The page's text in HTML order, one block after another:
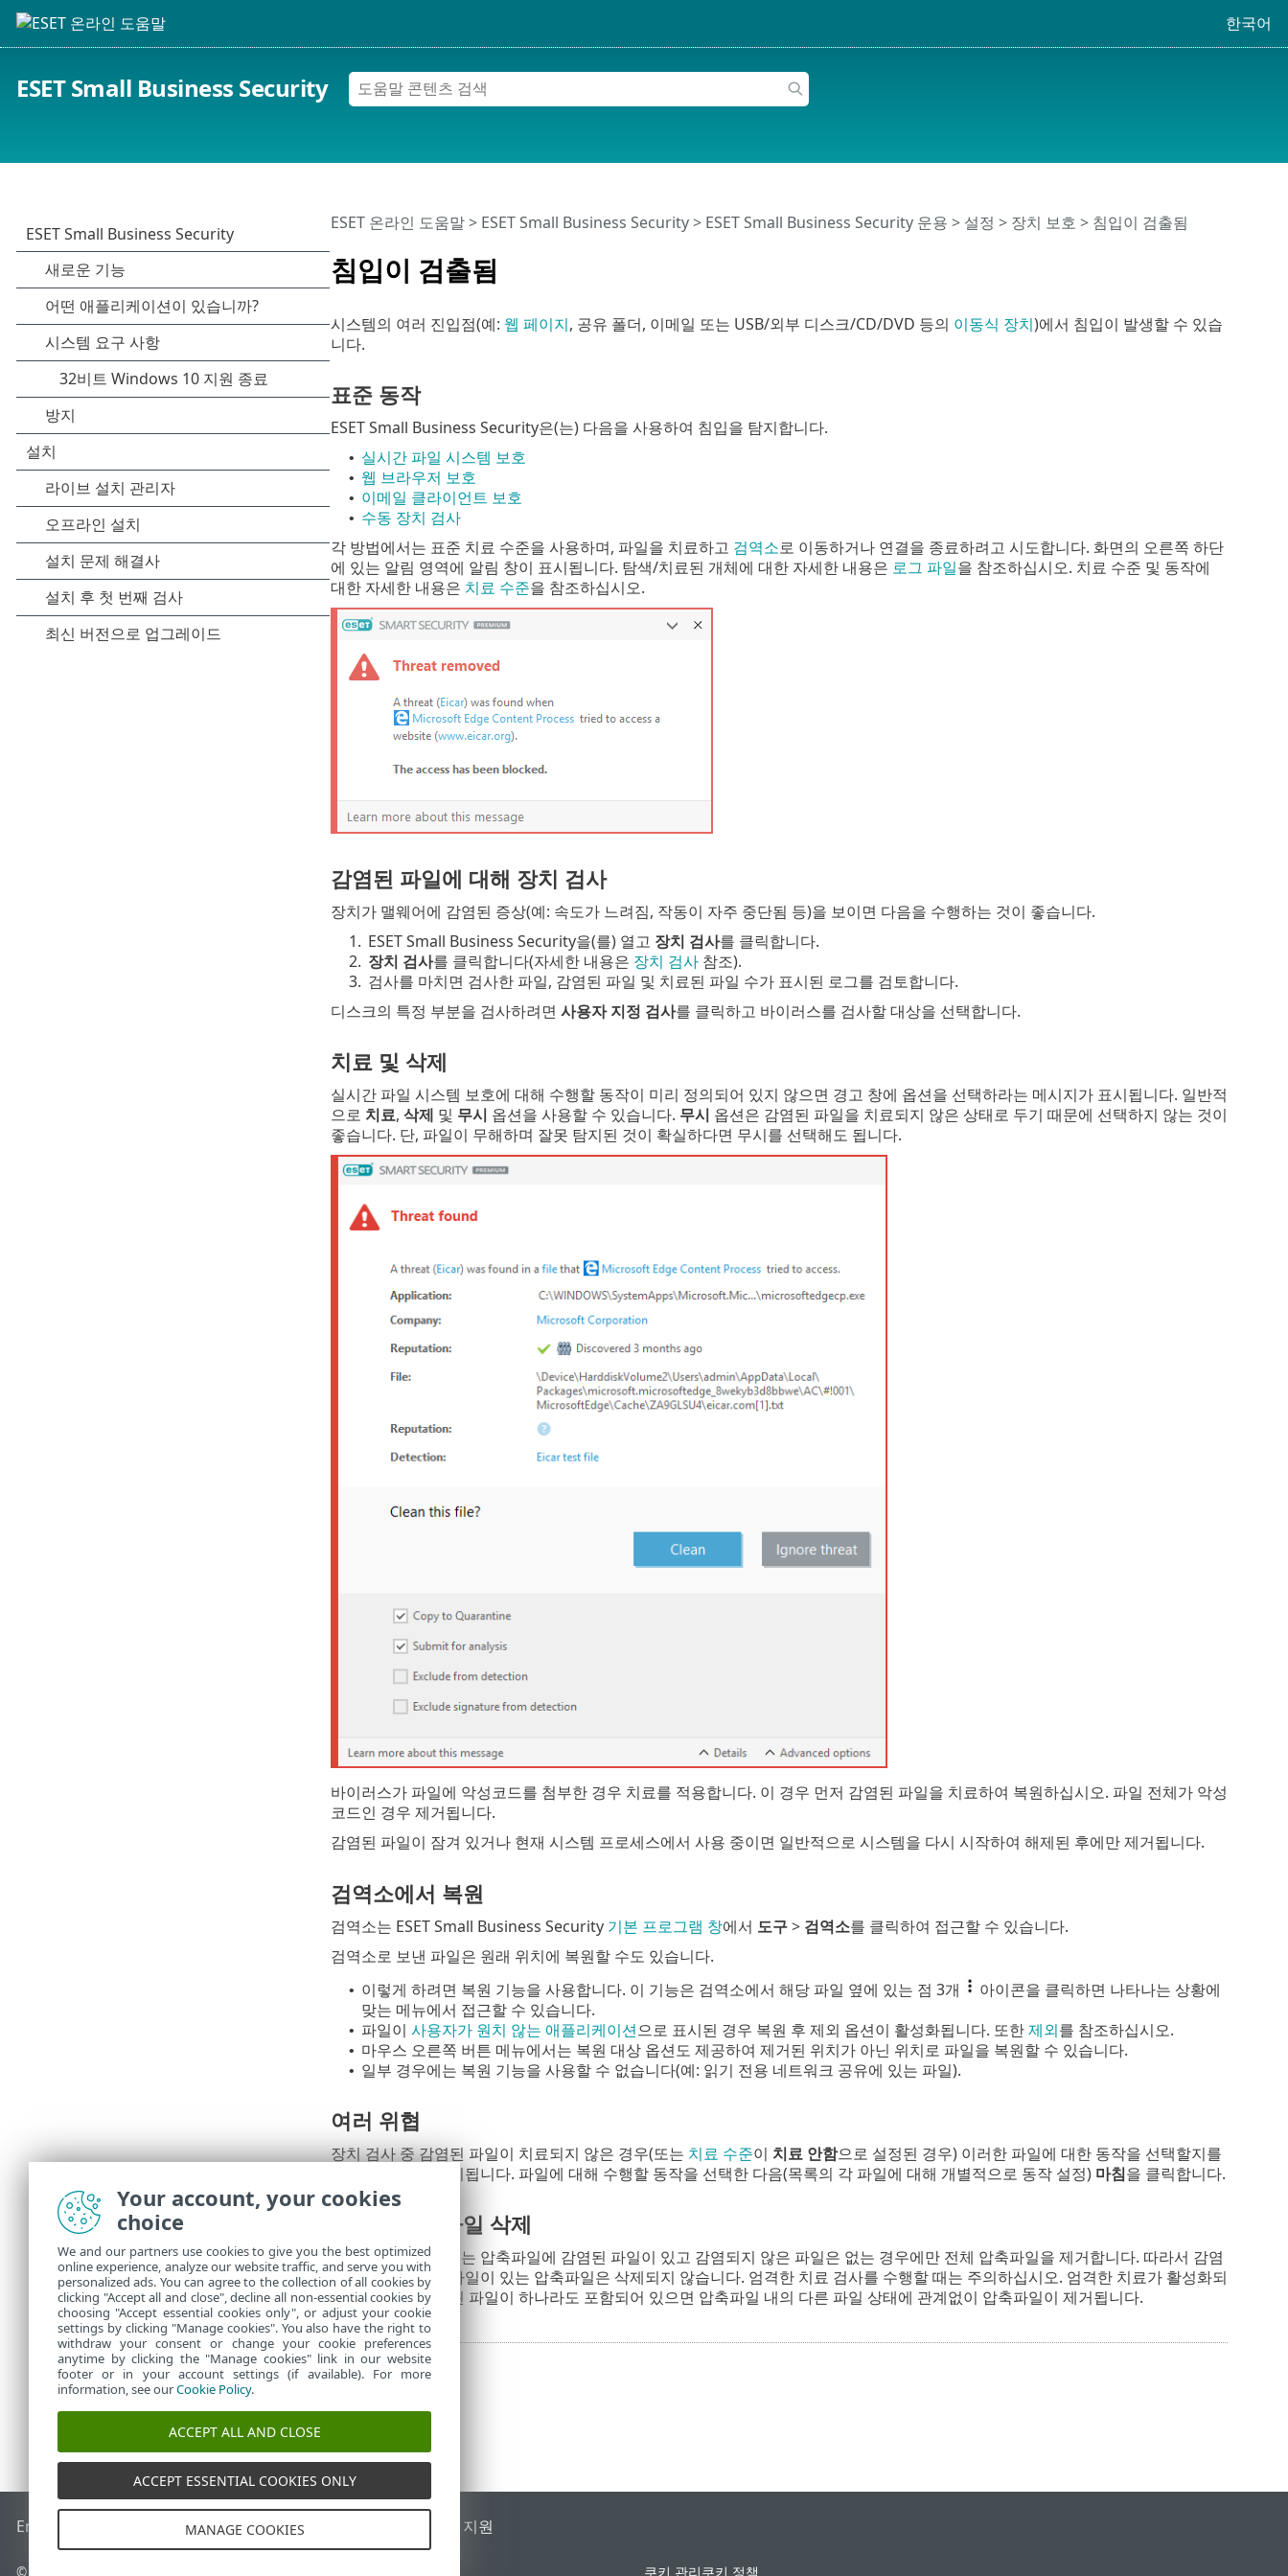
한국어
ESET Small Business Security
침입이 검출됨
ESET 온라인 도움말> ESET Small Business Security> ESET Small Business Security 운용 > 설정 > 장치 보호 > 침입이 검출됨
시스템의 여러 진입점(예: 웹 페이지, 공유 폴더, 이메일 또는 USB/외부 디스크/CD/DVD 등의 이동식 장치)에서 침입이 발생할 수 있습
니다.
표준 동작
ESET Small Business Security은(는) 다음을 사용하여 침입을 탐지합니다.
• 실시간 파일 시스템 보호
• 웹 브라우저 보호
• 이메일 클라이언트 보호
• 수동 장치 검사
각 방법에서는 표준 치료 수준을 사용하며, 파일을 치료하고 검역소로 이동하거나 연결을 종료하려고 시도합니다. 화면의 오른쪽 하단
에 있는 알림 영역에 알림 창이 표시됩니다. 탐색/치료된 개체에 대한 자세한 내용은 로그 파일을 참조하십시오. 치료 수준 및 동작에
대한 자세한 내용은 치료 수준을 참조하십시오.
감염된 파일에 대해 장치 검사
장치가 맬웨어에 감염된 증상(예: 속도가 느려짐, 작동이 자주 중단됨 등)을 보이면 다음을 수행하는 것이 좋습니다.
1. ESET Small Business Security을(를) 열고 장치 검사를 클릭합니다.
2. 장치 검사를 클릭합니다(자세한 내용은 장치 검사참조).
3. 검사를 마치면 검사한 파일, 감염된 파일 및 치료된 파일 수가 표시된 로그를 검토합니다.
디스크의 특정 부분을 검사하려면 사용자 지정 검사를 클릭하고 바이러스를 검사할 대상을 선택합니다.
치료 및 삭제
실시간 파일 시스템 보호에 대해 수행할 동작이 미리 정의되어 있지 않으면 경고 창에 옵션을 선택하라는 메시지가 표시됩니다. 일반적
으로 치료, 삭제 및 무시 옵션을 사용할 수 있습니다. 무시 옵션은 감염된 파일을 치료되지 않은 상태로 두기 때문에 선택하지 않는 것이
좋습니다. 단, 파일이 무해하며 잘못 탐지된 것이 확실하다면 무시를 선택해도 됩니다.
바이러스가 파일에 악성코드를 첨부한 경우 치료를 적용합니다. 이 경우 먼저 감염된 파일을 치료하여 복원하십시오. 파일 전체가 악성
코드인 경우 제거됩니다.
감염된 파일이 잠겨 있거나 현재 시스템 프로세스에서 사용 중이면 일반적으로 시스템을 다시 시작하여 해제된 후에만 제거됩니다.
검역소에서 복원
검역소는 ESET Small Business Security 기본 프로그램 창에서 도구> 검역소를 클릭하여 접근할 수 있습니다.
검역소로 보낸 파일은 원래 위치에 복원할 수도 있습니다.
• 이렇게 하려면 복원 기능을 사용합니다. 이 기능은 검역소에서 해당 파일 옆에 있는 점 3개
아이콘을 클릭하면 나타나는 상황에
맞는 메뉴에서 접근할 수 있습니다.
• 파일이 사용자가 원치 않는 애플리케이션으로 표시된 경우 복원 후 제외 옵션이 활성화됩니다. 또한제외를 참조하십시오.
• 마우스 오른쪽 버튼 메뉴에서는 복원 대상 옵션도 제공하여 제거된 위치가 아닌 위치로 파일을 복원할 수 있습니다.
• 일부 경우에는 복원 기능을 사용할 수 없습니다(예: 읽기 전용 네트워크 공유에 있는 파일).
여러 위협
장치 검사 중 감염된 파일이 치료되지 않은 경우(또는 치료 수준이 치료 안함으로 설정된 경우) 이러한 파일에 대한 동작을 선택할지를
묻는 경고 창이 표시됩니다. 파일에 대해 수행할 동작을 선택한 다음(목록의 각 파일에 대해 개별적으로 동작 설정) 마침을 클릭합니다.
압축파일의 파일 삭제
기본 치료 모드에서는 압축파일에 감염된 파일이 있고 감염되지 않은 파일은 없는 경우에만 전체 압축파일을 제거합니다. 따라서 감염
되지 않은 무해한 파일이 있는 압축파일은 삭제되지 않습니다. 엄격한 치료 검사를 수행할 때는 주의하십시오. 엄격한 치료가 활성화되
어 있는 경우 감염된 파일이 하나라도 포함되어 있으면 압축파일 내의 다른 파일 상태에 관계없이 압축파일이 제거됩니다.
End of Life ESET 지식 베이스ESET 포럼ESET Status Portal 국가별 지원
© 1992 - 2026 ESET, spol. s r.o. - All rights reserved. 쿠키 관리쿠키 정책
Your account, your cookies
choice
We and our partners use cookies to give you the best optimized
online experience, analyze our website traffic, and serve you with
personalized ads. You can agree to the collection of all cookies by
clicking "Accept all and close", decline all non-essential cookies by
choosing "Accept essential cookies only", or adjust your cookie
settings by clicking "Manage cookies". You also have the right to
withdraw your consent or change your cookie preferences
anytime by clicking the "Manage cookies" link in our website
footer or in your account settings (if available). For more
information, see ourCookie Policy.
ACCEPT ALL AND CLOSE
ACCEPT ESSENTIAL COOKIES ONLY
MANAGE COOKIES